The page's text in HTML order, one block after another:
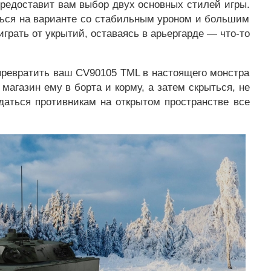
вам выбор двух основных стилей игры.
на варианте со стабильным уроном и большим
от укрытий, оставаясь в арьергарде — что-то
ваш CV90105 TML в настоящего монстра
ему в борта и корму, а затем скрыться, не
противникам на открытом пространстве все